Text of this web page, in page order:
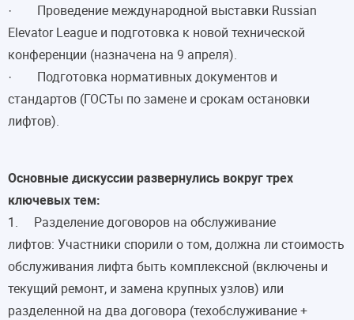
· Проведение международной выставки Russian
Elevator League и подготовка к новой технической
конференции (назначена на 9 апреля).
· Подготовка нормативных документов и
стандартов (ГОСТы по замене и срокам остановки
лифтов).
Основные дискуссии развернулись вокруг трех
ключевых тем:
1. Разделение договоров на обслуживание
лифтов: Участники спорили о том, должна ли стоимость
обслуживания лифта быть комплексной (включены и
текущий ремонт, и замена крупных узлов) или
разделенной на два договора (техобслуживание +